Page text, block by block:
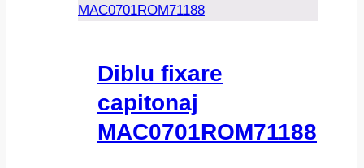
Diblu fixare
capitonaj
MAC0701ROM71188